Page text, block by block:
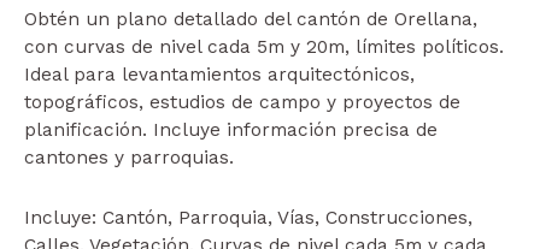
Obtén un plano detallado del cantón de Orellana,
con curvas de nivel cada 5m y 20m, límites políticos.
Ideal para levantamientos arquitectónicos,
topográficos, estudios de campo y proyectos de
planificación. Incluye información precisa de
cantones y parroquias.
Incluye: Cantón, Parroquia, Vías, Construcciones,